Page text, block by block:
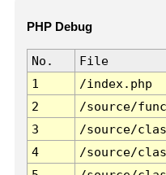
PHP Debug
No. File
1
/index.php
2
/source/
3
/source/
4
/source/